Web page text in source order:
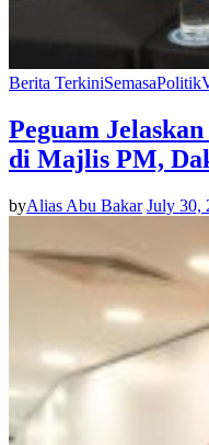
Berita TerkiniSemasaPolitik
Peguam
di Majlis PM,
byAlias Abu Bakar July 30,